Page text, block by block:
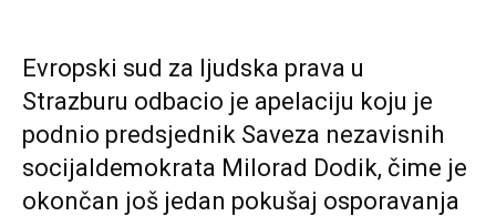
Evropski sud za ljudska prava u
Strazburu odbacio je apelaciju koju je
podnio predsjednik Saveza nezavisnih
socijaldemokrata Milorad Dodik, čime je
okončan još jedan pokušaj osporavanja